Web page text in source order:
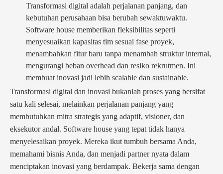
Transformasi digital adalah perjalanan panjang, dan
kebutuhan perusahaan bisa berubah sewaktuwaktu.
Software house memberikan fleksibilitas seperti
menyesuaikan kapasitas tim sesuai fase proyek,
menambahkan fitur baru tanpa menambah struktur internal,
mengurangi beban overhead dan resiko rekrutmen. Ini
membuat inovasi jadi lebih scalable dan sustainable.
Transformasi digital dan inovasi bukanlah proses yang bersifat
satu kali selesai, melainkan perjalanan panjang yang
membutuhkan mitra strategis yang adaptif, visioner, dan
eksekutor andal. Software house yang tepat tidak hanya
menyelesaikan proyek. Mereka ikut tumbuh bersama Anda,
memahami bisnis Anda, dan menjadi partner nyata dalam
menciptakan inovasi yang berdampak. Bekerja sama dengan